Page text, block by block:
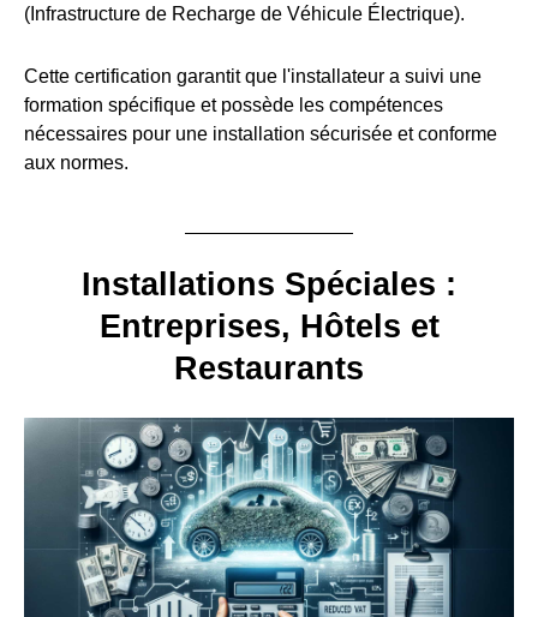
(Infrastructure de Recharge de Véhicule Électrique).
Cette certification garantit que l'installateur a suivi une
formation spécifique et possède les compétences
nécessaires pour une installation sécurisée et conforme
aux normes.
Installations Spéciales :
Entreprises, Hôtels et
Restaurants